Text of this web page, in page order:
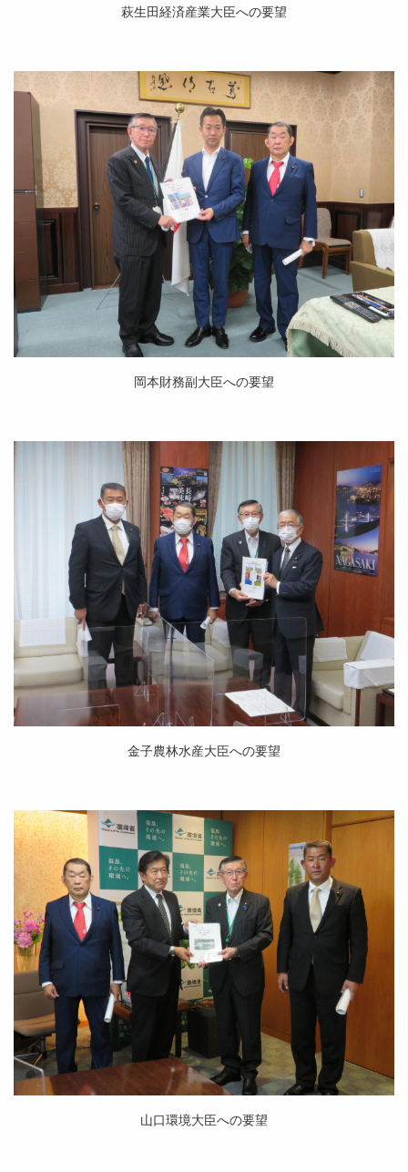
萩生田経済産業大臣への要望
岡本財務副大臣への要望
金子農林水産大臣への要望
山口環境大臣への要望